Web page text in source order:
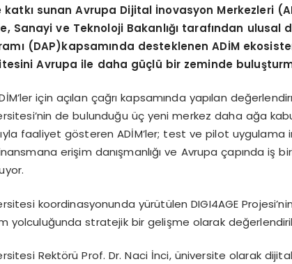
katkı sunan Avrupa Dijital İnovasyon Merkezleri
Sanayi ve Teknoloji Bakanlığı tarafından
(DAP)kapsamında desteklenen ADİM
Avrupa ile daha güçlü bir zeminde
için açılan çağrı kapsamında yapılan
de bulunduğu üç yeni merkez daha ağa
faaliyet gösteren ADİM’ler; test ve pilot
erişim danışmanlığı ve Avrupa çapında iş
koordinasyonunda yürütülen DIGI4AGE Projesi’nin
yolculuğunda stratejik bir gelişme olarak
Rektörü Prof. Dr. Naci İnci, üniversite olarak